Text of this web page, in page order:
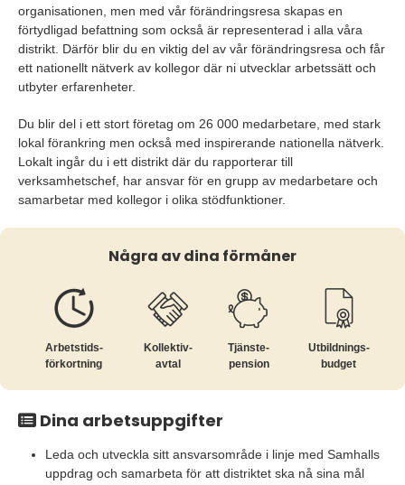
organisationen, men med vår förändringsresa skapas en
förtydligad befattning som också är representerad i alla våra
distrikt. Därför blir du en viktig del av vår förändringsresa och får
ett nationellt nätverk av kollegor där ni utvecklar arbetssätt och
utbyter erfarenheter.
Du blir del i ett stort företag om 26 000 medarbetare, med stark
lokal förankring men också med inspirerande nationella nätverk.
Lokalt ingår du i ett distrikt där du rapporterar till
verksamhetschef, har ansvar för en grupp av medarbetare och
samarbetar med kollegor i olika stödfunktioner.
Några av dina förmåner
Arbetstids­
förkortning
Kollektiv­
avtal
Tjänste­
pension
Utbildnings­
budget
Dina arbetsuppgifter
Leda och utveckla sitt ansvarsområde i linje med Samhalls
uppdrag och samarbeta för att distriktet ska nå sina mål